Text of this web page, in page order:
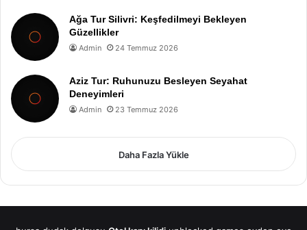
Ağa Tur Silivri: Keşfedilmeyi Bekleyen
Güzellikler
Admin 24 Temmuz 2026
Aziz Tur: Ruhunuzu Besleyen Seyahat
Deneyimleri
Admin 23 Temmuz 2026
Daha Fazla Yükle